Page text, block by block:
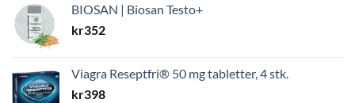
BIOSAN | Biosan Testo+
kr352
Viagra Reseptfri® 50 mg tabletter, 4 stk.
kr398